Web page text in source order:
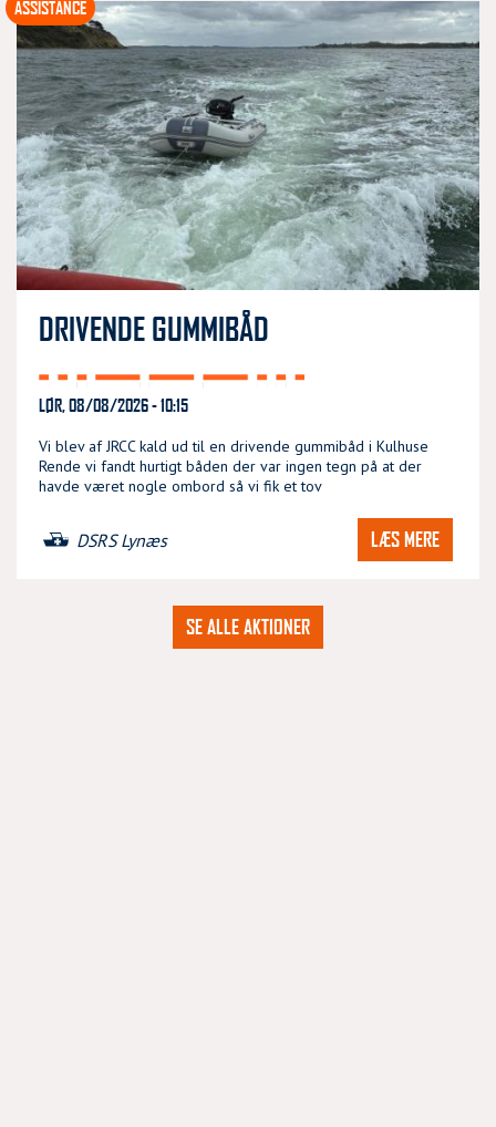
DRIVENDE GUMMIBÅD
LØR, 08/08/2026 - 10:15
Vi blev af JRCC kald ud til en drivende gummibåd i Kulhuse
Rende vi fandt hurtigt båden der var ingen tegn på at der
havde været nogle ombord så vi fik et tov
DSRS Lynæs LÆS MERE
ASSISTANCE
SE ALLE AKTIONER